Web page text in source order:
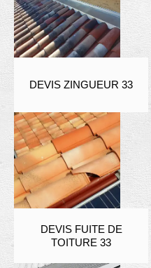
DEVIS ZINGUEUR 33
DEVIS FUITE DE
TOITURE 33